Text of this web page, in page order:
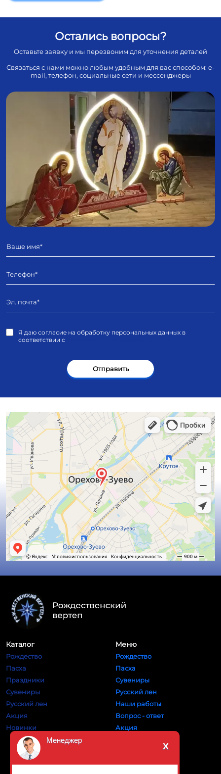
Остались вопросы?
Оставьте заявку и мы перезвоним для уточнения деталей
Связаться с нами можно любым удобным для вас способом: e-
mail, телефон, социальные сети и мессенджеры
Я даю согласие на обработку персональных данных в
соответствии с
Отправить
Каталог
Рождество
Пасха
Праздники
Сувениры
Русский лен
Акция
Новинки
Меню
Рождество
Пасха
Сувениры
Русский лен
Наши работы
Вопрос - ответ
Акция
Праздники
Менеджер
Х